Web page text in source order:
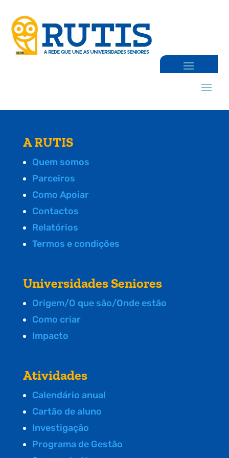
A RUTIS
Quem somos
Parceiros
Como Apoiar
Contactos
Relatórios
Termos e condições
Universidades Seniores
Origem/O que são/Onde estão
Como criar
Impacto
Atividades
Calendário anual
Cartão de aluno
Investigação
Programa de Gestão